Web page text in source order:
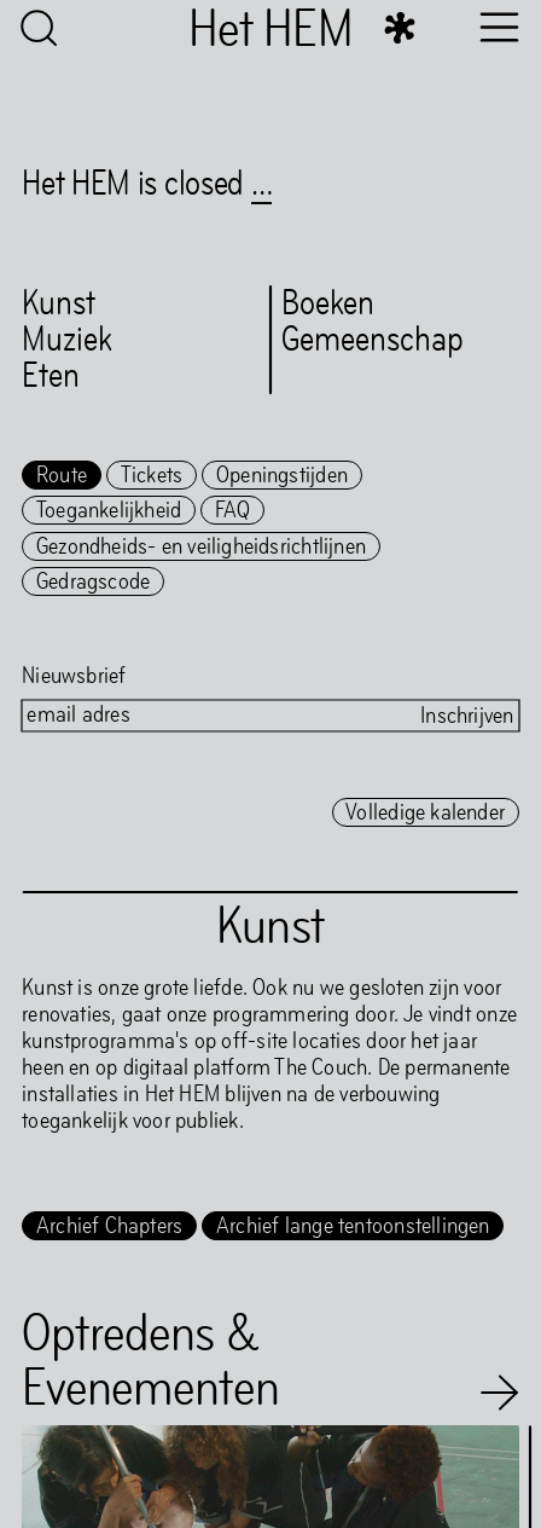
Het HEM
Het HEM is closed …
Kunst
Muziek
Eten
Boeken
Gemeenschap
Route Tickets
Openingstijden
Toegankelijkheid
FAQ
Gezondheids- en veiligheidsrichtlijnen
Gedragscode
Nieuwsbrief
Volledige kalender
Kunst
Kunst is onze grote liefde. Ook nu we gesloten zijn voor
renovaties, gaat onze programmering door. Je vindt onze
kunstprogramma's op off-site locaties door het jaar
heen en op digitaal platform The Couch. De permanente
installaties in Het HEM blijven na de verbouwing
toegankelijk voor publiek.
Archief Chapters Archief lange tentoonstellingen
Optredens &
Evenementen